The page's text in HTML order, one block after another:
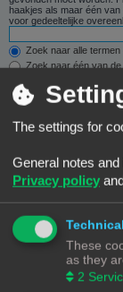
haakjes als maar één
voor gedeeltelijke
Zoek naar alle
Zoek naar één van
Zoek naar auteur:
Gebruik * als een joker
Zoeken in forums:
Selecteer het forum of
doorzocht als je
The settings for
General notes
Privacy policy
These
as they
2